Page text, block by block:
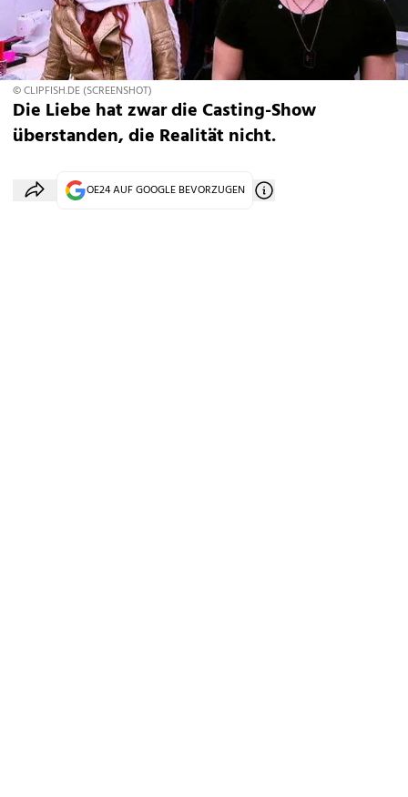
© CLIPFISH.DE (SCREENSHOT)
Die Liebe hat zwar die Casting-Show
überstanden, die Realität nicht.
OE24 AUF GOOGLE BEVORZUGEN